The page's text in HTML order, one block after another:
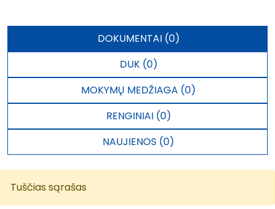
DOKUMENTAI (0)
DUK (0)
MOKYMŲ MEDŽIAGA (0)
RENGINIAI (0)
NAUJIENOS (0)
Tuščias sąrašas